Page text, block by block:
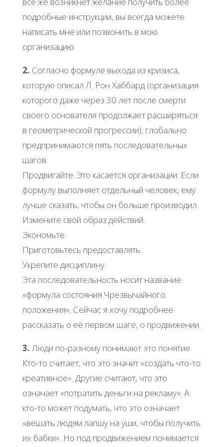
подробные инструкции, вы всегда можете
написать мне или позвонить в мою
организацию.
2. Согласно формуле выхода из кризиса,
которую описал Л. Рон Хаббард (организация
которого даже через 30 лет после смерти
своего основателя продолжает расширяться
в геометрической прогрессии), глобально
предпринимаются пять последовательных
шагов:
Продвигайте. Это касается организации. Если
формулу выполняет отдельный человек, ему
лучше сказать, чтобы он больше производил.
Измените свой образ действий.
Экономьте.
Приготовьтесь предоставлять.
Укрепите дисциплину.
Эта последовательность носит название
«формула состояния Чрезвычайного
положения». Сейчас я хочу подробнее
рассказать о её первом шаге, о продвижении.
3. Люди по-разному понимают это понятие.
Кто-то считает, что это значит «создать что-то
креативное». Другие считают, что это
означает «потратить деньги на рекламу». А
кто-то может подумать, что это означает
«вешать людям лапшу на уши, чтобы получить
их бабки». Но под продвижением понимается